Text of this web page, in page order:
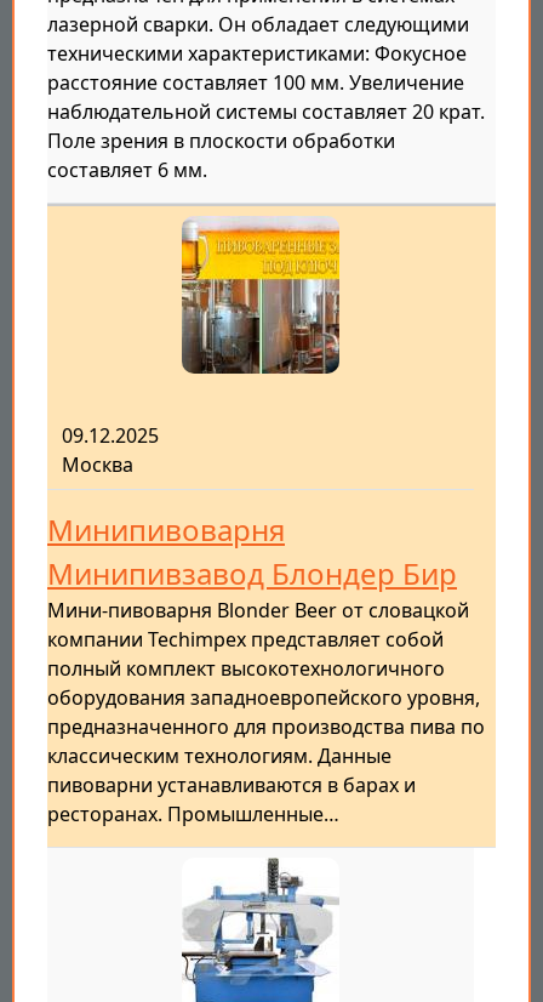
лазерной сварки. Он обладает следующими
техническими характеристиками: Фокусное
расстояние составляет 100 мм. Увеличение
наблюдательной системы составляет 20 крат.
Поле зрения в плоскости обработки
составляет 6 мм.
09.12.2025
Москва
Минипивоварня
Минипивзавод Блондер Бир
Мини-пивоварня Blonder Beer от словацкой
компании Techimpex представляет собой
полный комплект высокотехнологичного
оборудования западноевропейского уровня,
предназначенного для производства пива по
классическим технологиям. Данные
пивоварни устанавливаются в барах и
ресторанах. Промышленные…